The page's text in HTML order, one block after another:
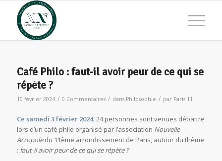
Café Philo : faut-il avoir peur de ce qui se
répète ?
10 février 2024 / 0 Commentaires / dans Philosophie / par Paris 11
Ce samedi 3 février 2024, 24 personnes sont venues débattre
lors d’un café philo organisé par l’association Nouvelle
Acropoledu 11ème arrondissement de Paris, autour du thème
: faut-il avoir peur de ce qui se répète ?